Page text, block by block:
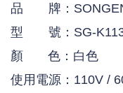
品 牌：
型 號：SG-
顏 色：白色
使用電源：110V /